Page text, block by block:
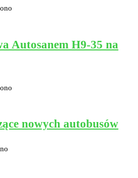
Autosanem H9-35 na
nowych autobusów